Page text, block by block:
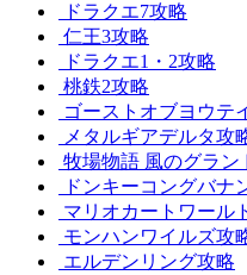
ドラクエ7攻略
仁王3攻略
ドラクエ1・2攻略
桃鉄2攻略
ゴーストオブヨウテ
メタルギアデルタ攻
牧場物語 風のグラン
ドンキーコングバナ
マリオカートワール
モンハンワイルズ攻
エルデンリング攻略